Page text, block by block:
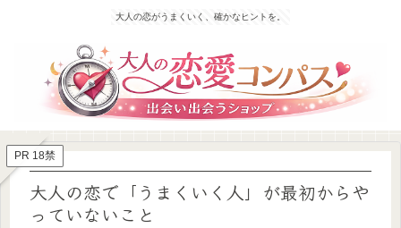
大人の恋がうまくいく、確かなヒントを。
PR 18禁
大人の恋で「うまくいく人」が最初からや
っていないこと